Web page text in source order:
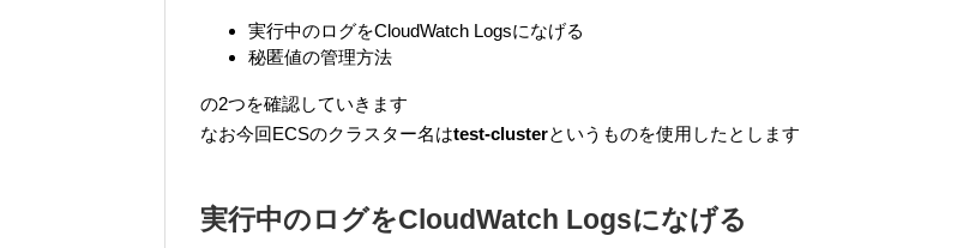
実行中のログをCloudWatch Logsになげる
秘匿値の管理方法
の2つを確認していきます
なお今回ECSのクラスター名はtest-clusterというものを使用したとします
実行中のログをCloudWatch Logsになげる